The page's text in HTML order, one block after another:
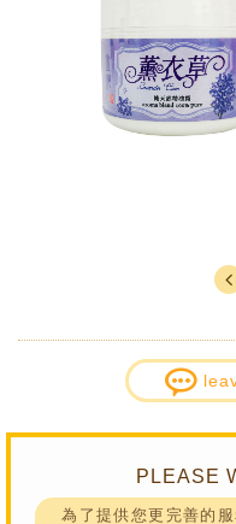
PLEASE
為了提供您更完善的